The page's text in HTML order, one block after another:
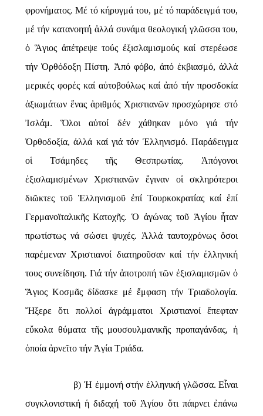
φρονήματος. Μέ τό κήρυγμά του, μέ τό παράδειγμά του,
μέ τήν κατανοητή ἀλλά συνάμα θεολογική γλῶσσα του,
ὁ Ἅγιος ἀπέτρεψε τούς ἐξισλαμισμούς καί στερέωσε
τήν Ὀρθόδοξη Πίστη. Ἀπό φόβο, ἀπό ἐκβιασμό, ἀλλά
μερικές φορές καί αὐτοβούλως καί ἀπό τήν προσδοκία
ἀξιωμάτων ἕνας ἀριθμός Χριστιανῶν προσχώρησε στό
Ἰσλάμ. Ὅλοι αὐτοί δέν χάθηκαν μόνο γιά τήν
Ὀρθοδοξία, ἀλλά καί γιά τόν Ἑλληνισμό. Παράδειγμα
οἱ Τσάμηδες τῆς Θεσπρωτίας. Ἀπόγονοι
ἐξισλαμισμένων Χριστιανῶν ἔγιναν οἱ σκληρότεροι
διῶκτες τοῦ Ἑλληνισμοῦ ἐπί Τουρκοκρατίας καί ἐπί
Γερμανοϊταλικῆς Κατοχῆς. Ὁ ἀγώνας τοῦ Ἁγίου ἦταν
πρωτίστως νά σώσει ψυχές. Ἀλλά ταυτοχρόνως ὅσοι
παρέμεναν Χριστιανοί διατηροῦσαν καί τήν ἑλληνική
τους συνείδηση. Γιά τήν ἀποτροπή τῶν ἐξισλαμισμῶν ὁ
Ἅγιος Κοσμᾶς δίδασκε μέ ἔμφαση τήν Τριαδολογία.
Ἤξερε ὅτι πολλοί ἀγράμματοι Χριστιανοί ἔπεφταν
εὔκολα θύματα τῆς μουσουλμανικῆς προπαγάνδας, ἠ
ὁποία ἀρνεῖτο τήν Ἁγία Τριάδα.
β)Ἡ ἐμμονή στήν ἑλληνική γλῶσσα. Εἶναι
συγκλονιστική ἡ διδαχή τοῦ Ἁγίου ὅτι πάιρνει ἐπάνω